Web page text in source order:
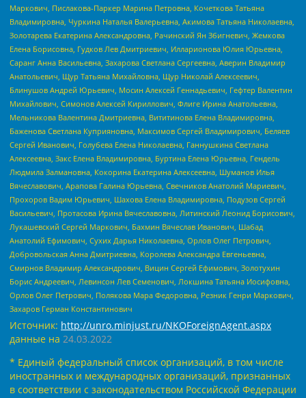
Маркович, Пислакова-Паркер Марина Петровна, Кочеткова Татьяна
Владимировна, Чуркина Наталья Валерьевна, Акимова Татьяна Николаевна,
Золотарева Екатерина Александровна, Рачинский Ян Збигневич, Жемкова
Елена Борисовна, Гудков Лев Дмитриевич, Илларионова Юлия Юрьевна,
Саранг Анна Васильевна, Захарова Светлана Сергеевна, Аверин Владимир
Анатольевич, Щур Татьяна Михайловна, Щур Николай Алексеевич,
Блинушов Андрей Юрьевич, Мосин Алексей Геннадьевич, Гефтер Валентин
Михайлович, Симонов Алексей Кириллович, Флиге Ирина Анатольевна,
Мельникова Валентина Дмитриевна, Вититинова Елена Владимировна,
Баженова Светлана Куприяновна, Максимов Сергей Владимирович, Беляев
Сергей Иванович, Голубева Елена Николаевна, Ганнушкина Светлана
Алексеевна, Закс Елена Владимировна, Буртина Елена Юрьевна, Гендель
Людмила Залмановна, Кокорина Екатерина Алексеевна, Шуманов Илья
Вячеславович, Арапова Галина Юрьевна, Свечников Анатолий Мариевич,
Прохоров Вадим Юрьевич, Шахова Елена Владимировна, Подузов Сергей
Васильевич, Протасова Ирина Вячеславовна, Литинский Леонид Борисович,
Лукашевский Сергей Маркович, Бахмин Вячеслав Иванович, Шабад
Анатолий Ефимович, Сухих Дарья Николаевна, Орлов Олег Петрович,
Добровольская Анна Дмитриевна, Королева Александра Евгеньевна,
Смирнов Владимир Александрович, Вицин Сергей Ефимович, Золотухин
Борис Андреевич, Левинсон Лев Семенович, Локшина Татьяна Иосифовна,
Орлов Олег Петрович, Полякова Мара Федоровна, Резник Генри Маркович,
Захаров Герман Константинович
Источник: http://unro.minjust.ru/NKOForeignAgent.aspx
данные на 24.03.2022
* Единый федеральный список организаций, в том числе
иностранных и международных организаций, признанных
в соответствии с законодательством Российской Федерации